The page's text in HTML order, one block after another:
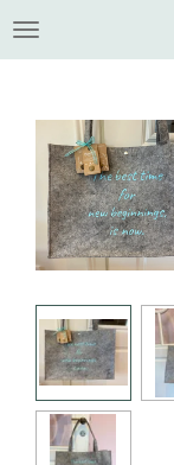
Ga
hoofdinhoud